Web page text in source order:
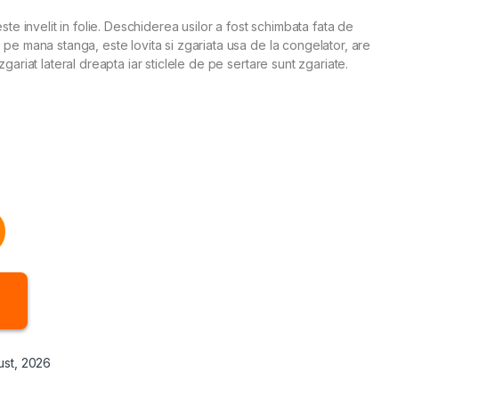
invelit in folie. Deschiderea usilor a fost schimbata fata de
mana stanga, este lovita si zgariata usa de la congelator, are
lateral dreapta iar sticlele de pe sertare sunt zgariate.
2026